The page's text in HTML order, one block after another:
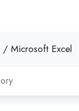
/ Microsoft Excel